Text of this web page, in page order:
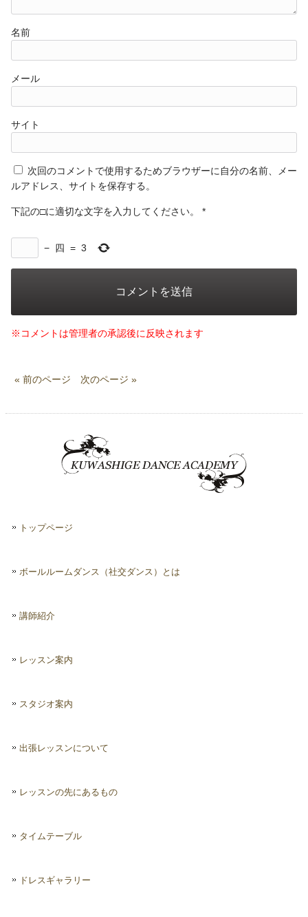
名前
メール
サイト
次回のコメントで使用するためブラウザーに自分の名前、メー
ルアドレス、サイトを保存する。
下記の□に適切な文字を入力してください。 *
− 四 = 3
※コメントは管理者の承認後に反映されます
« 前のページ 次のページ »
トップページ
ボールルームダンス（社交ダンス）とは
講師紹介
レッスン案内
スタジオ案内
出張レッスンについて
レッスンの先にあるもの
タイムテーブル
ドレスギャラリー